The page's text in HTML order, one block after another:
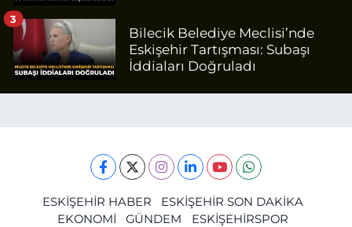
Bilecik Belediye Meclisi’nde
Eskişehir Tartışması: Subaşı
İddiaları Doğruladı
3
ESKİŞEHİR HABER
ESKİŞEHİR SON DAKİKA
EKONOMİ
GÜNDEM
ESKİŞEHİRSPOR